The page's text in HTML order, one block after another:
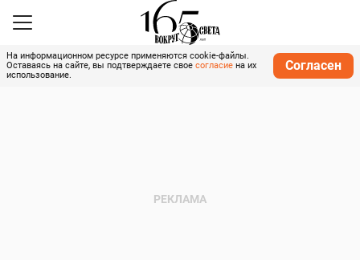
На информационном ресурсе применяются cookie-файлы.
Оставаясь на сайте, вы подтверждаете свое согласие на их
использование.
Согласен